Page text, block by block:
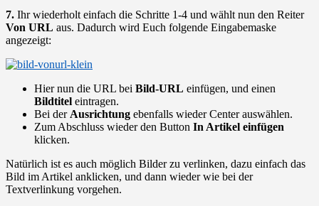
7. Ihr wiederholt einfach die Schritte 1-4 und wählt nun den Reiter
Von URL aus. Dadurch wird Euch folgende Eingabemaske
angezeigt:
Hier nun die URL bei Bild-URL einfügen, und einen
Bildtitel eintragen.
Bei der Ausrichtung ebenfalls wieder Center auswählen.
Zum Abschluss wieder den Button In Artikel einfügen
klicken.
Natürlich ist es auch möglich Bilder zu verlinken, dazu einfach das
Bild im Artikel anklicken, und dann wieder wie bei der
Textverlinkung vorgehen.